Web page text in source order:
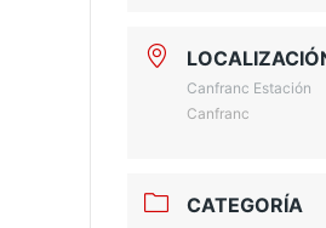
Canfranc Estación
Canfranc
CATEGORÍA